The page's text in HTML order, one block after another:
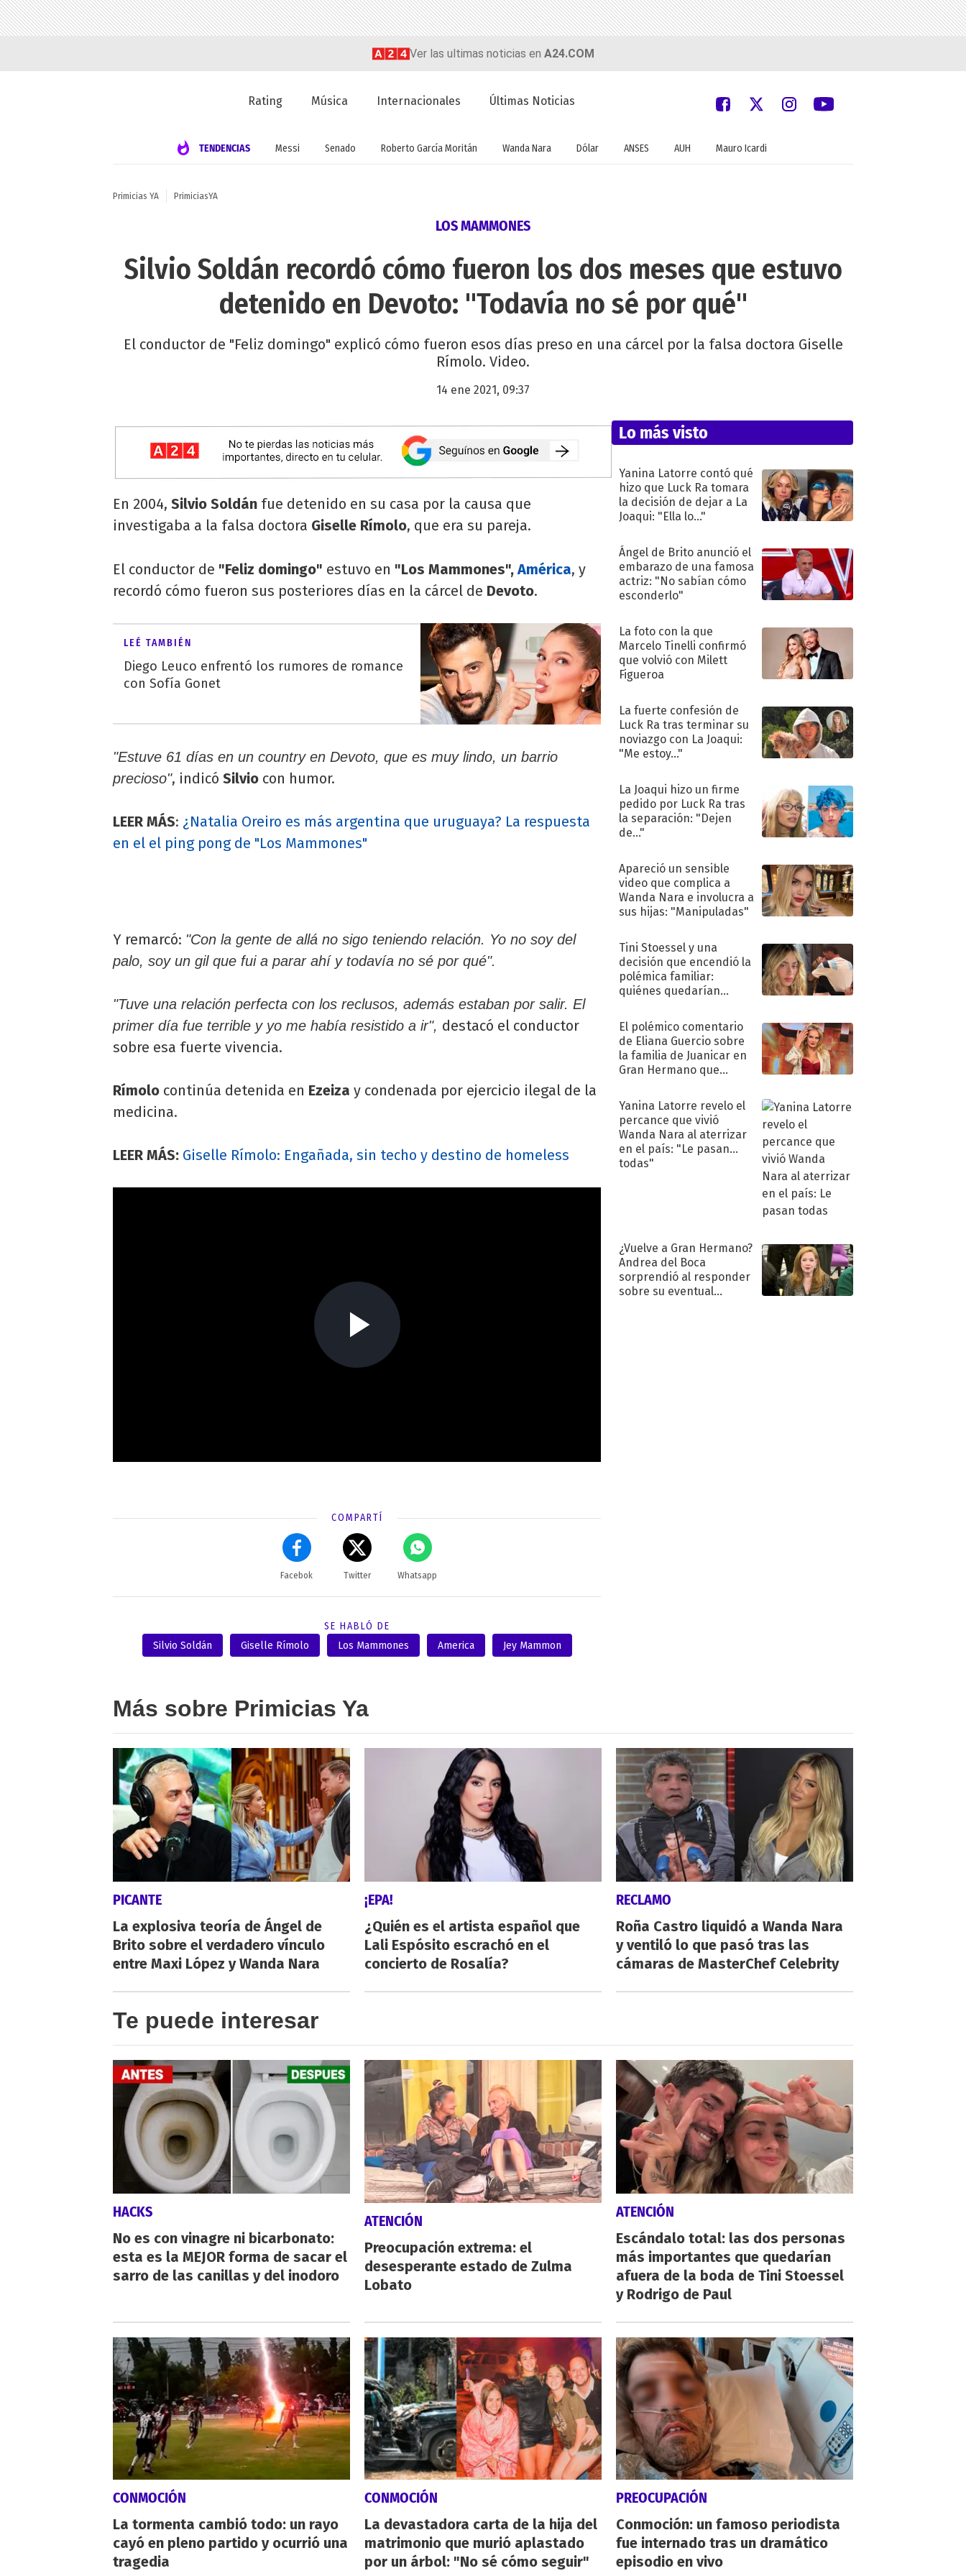
Ver las ultimas noticias en A24.COM
Rating Música Internacionales Últimas Noticias
TENDENCIAS Messi Senado Roberto García Moritán Wanda Nara Dólar ANSES AUH Mauro Icardi
Primicias YA PrimiciasYA
LOS MAMMONES
Silvio Soldán recordó cómo fueron los dos meses que estuvo
detenido en Devoto: "Todavía no sé por qué"
El conductor de "Feliz domingo" explicó cómo fueron esos días preso en una cárcel por la falsa doctora Giselle
Rímolo. Video.
14 ene 2021, 09:37
En 2004, Silvio Soldán fue detenido en su casa por la causa que
investigaba a la falsa doctora Giselle Rímolo, que era su pareja.
El conductor de "Feliz domingo" estuvo en "Los Mammones",América, y
recordó cómo fueron sus posteriores días en la cárcel de Devoto.
LEÉ TAMBIÉN
Diego Leuco enfrentó los rumores de romance
con Sofía Gonet
"Estuve 61 días en un country en Devoto, que es muy lindo, un barrio
precioso", indicó Silvio con humor.
LEER MÁS: ¿Natalia Oreiro es más argentina que uruguaya? La respuesta
en el el ping pong de "Los Mammones"
Y remarcó: "Con la gente de allá no sigo teniendo relación. Yo no soy del
palo, soy un gil que fui a parar ahí y todavía no sé por qué".
"Tuve una relación perfecta con los reclusos, además estaban por salir. El
primer día fue terrible y yo me había resistido a ir", destacó el conductor
sobre esa fuerte vivencia.
Rímolo continúa detenida en Ezeiza y condenada por ejercicio ilegal de la
medicina.
LEER MÁS: Giselle Rímolo: Engañada, sin techo y destino de homeless
COMPARTÍ
Facebok Twitter Whatsapp
SE HABLÓ DE
Silvio Soldán
Giselle Rímolo Los Mammones America Jey Mammon
Lo más visto
Yanina Latorre contó qué
hizo que Luck Ra tomara
la decisión de dejar a La
Joaqui: "Ella lo..."
Ángel de Brito anunció el
embarazo de una famosa
actriz: "No sabían cómo
esconderlo"
La foto con la que
Marcelo Tinelli confirmó
que volvió con Milett
Figueroa
La fuerte confesión de
Luck Ra tras terminar su
noviazgo con La Joaqui:
"Me estoy..."
La Joaqui hizo un firme
pedido por Luck Ra tras
la separación: "Dejen
de..."
Apareció un sensible
video que complica a
Wanda Nara e involucra a
sus hijas: "Manipuladas"
Tini Stoessel y una
decisión que encendió la
polémica familiar:
quiénes quedarían
El polémico comentario
de Eliana Guercio sobre
la familia de Juanicar en
Gran Hermano que
Yanina Latorre revelo el
percance que vivió
Wanda Nara al aterrizar
en el país: "Le pasan
todas"
¿Vuelve a Gran Hermano?
Andrea del Boca
sorprendió al responder
sobre su eventual
Más sobre Primicias Ya
PICANTE
La explosiva teoría de Ángel de
Brito sobre el verdadero vínculo
entre Maxi López y Wanda Nara
¡EPA!
¿Quién es el artista español que
Lali Espósito escrachó en el
concierto de Rosalía?
RECLAMO
Roña Castro liquidó a Wanda Nara
y ventiló lo que pasó tras las
cámaras de MasterChef Celebrity
Te puede interesar
HACKS
No es con vinagre ni bicarbonato:
esta es la MEJOR forma de sacar el
sarro de las canillas y del inodoro
ATENCIÓN
Preocupación extrema: el
desesperante estado de Zulma
Lobato
ATENCIÓN
Escándalo total: las dos personas
más importantes que quedarían
afuera de la boda de Tini Stoessel
y Rodrigo de Paul
CONMOCIÓN
La tormenta cambió todo: un rayo
cayó en pleno partido y ocurrió una
tragedia
CONMOCIÓN
La devastadora carta de la hija del
matrimonio que murió aplastado
por un árbol: "No sé cómo seguir"
PREOCUPACIÓN
Conmoción: un famoso periodista
fue internado tras un dramático
episodio en vivo